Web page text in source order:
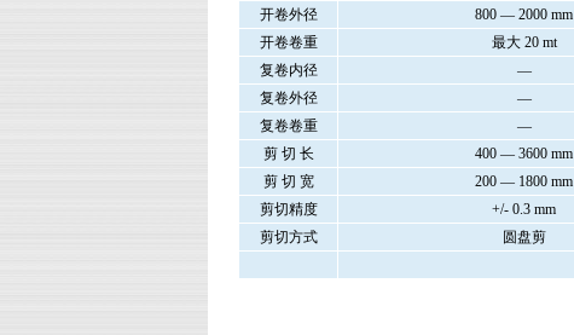
开卷外径
800 — 2000 mm
开卷卷重
最大 20 mt
复卷内径
—
复卷外径
—
复卷卷重
—
剪 切 长
400 — 3600 mm
剪 切 宽
200 — 1800 mm
剪切精度
+/- 0.3 mm
剪切方式
圆盘剪